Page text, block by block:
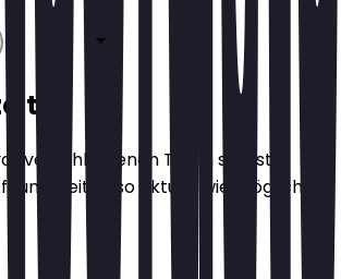
verschlossenen Türen stehst,
so aktuell wie möglich.